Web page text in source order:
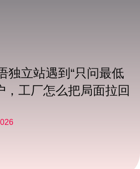
独立站遇到“只问最低
，工厂怎么把局面拉回